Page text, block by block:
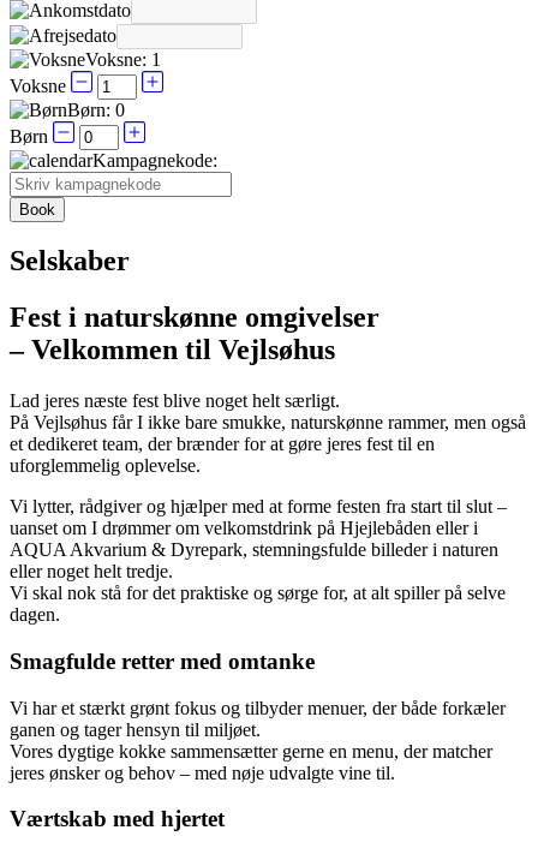
Voksne: 1
Voksne
Børn: 0
Børn
Kampagnekode:
Selskaber
Fest i naturskønne omgivelser
– Velkommen til Vejlsøhus
Lad jeres næste fest blive noget helt særligt.
På Vejlsøhus får I ikke bare smukke, naturskønne rammer, men også
et dedikeret team, der brænder for at gøre jeres fest til en
uforglemmelig oplevelse.
Vi lytter, rådgiver og hjælper med at forme festen fra start til slut –
uanset om I drømmer om velkomstdrink på Hjejlebåden eller i
AQUA Akvarium & Dyrepark, stemningsfulde billeder i naturen
eller noget helt tredje.
Vi skal nok stå for det praktiske og sørge for, at alt spiller på selve
dagen.
Smagfulde retter med omtanke
Vi har et stærkt grønt fokus og tilbyder menuer, der både forkæler
ganen og tager hensyn til miljøet.
Vores dygtige kokke sammensætter gerne en menu, der matcher
jeres ønsker og behov – med nøje udvalgte vine til.
Værtskab med hjertet